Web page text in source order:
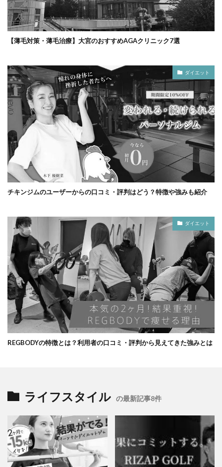
【薄毛対策・薄毛治療】大宮のおすすめAGAクリニック7選
ダイエット
チキンジムのユーザーからの口コミ・評判はどう？特徴や強みも紹介
ダイエット
REGBODYの特徴とは？利用者の口コミ・評判から見えてきた強みとは
ライフスタイル の最新記事8件